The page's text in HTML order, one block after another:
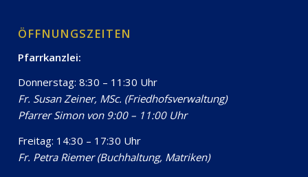
ÖFFNUNGSZEITEN
Pfarrkanzlei:
Donnerstag: 8:30 – 11:30 Uhr
Fr. Susan Zeiner, MSc. (Friedhofsverwaltung)
Pfarrer Simon von 9:00 – 11:00 Uhr
Freitag: 14:30 – 17:30 Uhr
Fr. Petra Riemer (Buchhaltung, Matriken)